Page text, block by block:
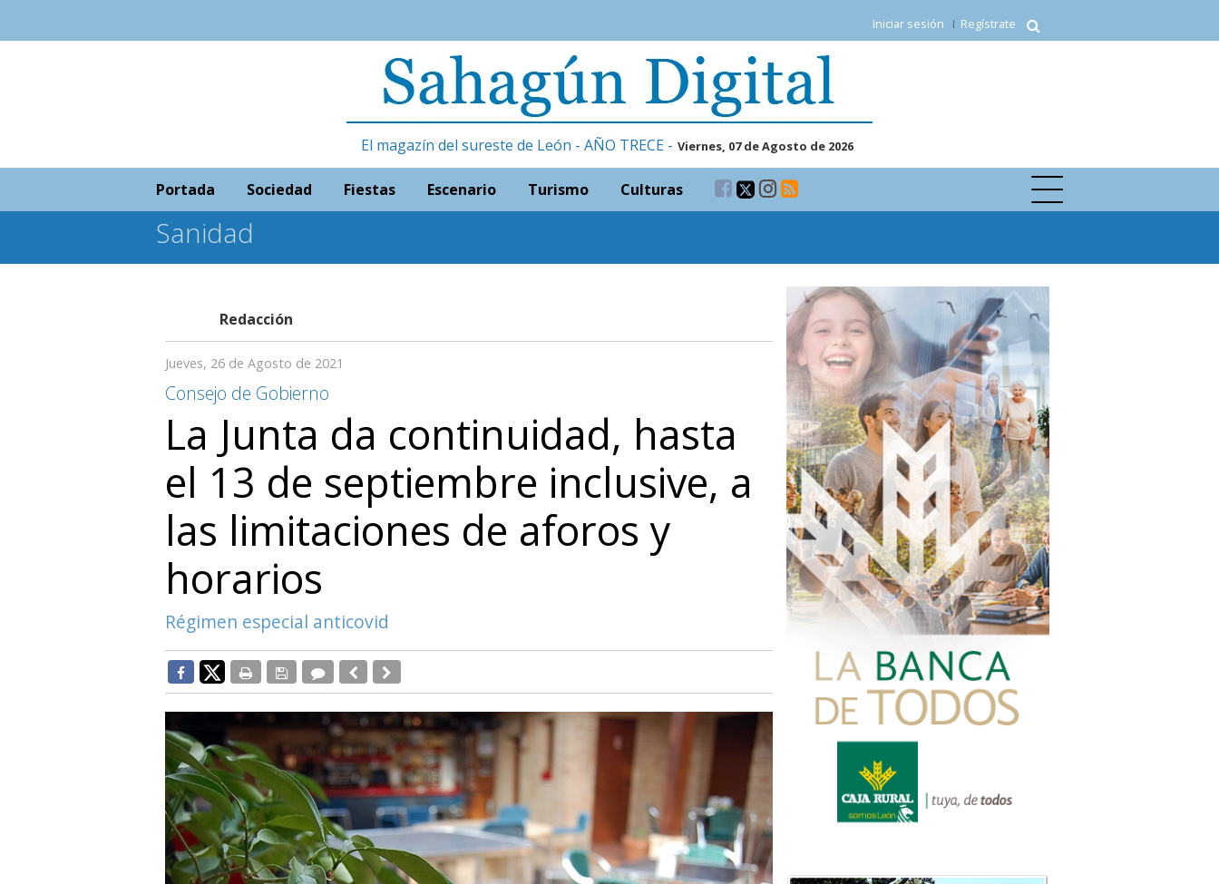
Iniciar sesión Regístrate
El magazín del sureste de León - AÑO TRECE - Viernes, 07 de Agosto de 2026
Portada Sociedad Fiestas Escenario Turismo Culturas
Sanidad
Redacción
Jueves, 26 de Agosto de 2021
Consejo de Gobierno
La Junta da continuidad, hasta
el 13 de septiembre inclusive, a
las limitaciones de aforos y
horarios
Régimen especial anticovid